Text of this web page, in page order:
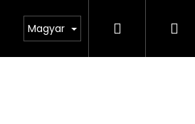
ochrany osobních údajů
Magyar Keresés